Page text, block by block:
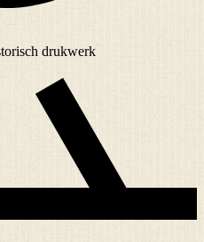
drukwerk